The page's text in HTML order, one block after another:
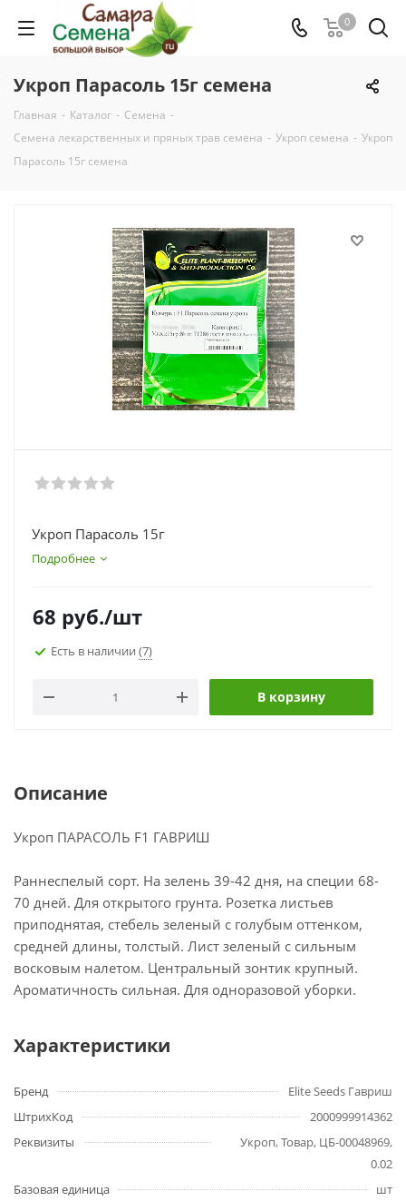
0
Укроп Парасоль 15г семена
Главная - Каталог - Семена -
Семена лекарственных и пряных трав семена - Укроп семена - Укроп
Парасоль 15г семена
Укроп Парасоль 15г
Подробнее
68 руб./шт
Есть в наличии (7)
В корзину
Описание
Укроп ПАРАСОЛЬ F1 ГАВРИШ
Раннеспелый сорт. На зелень 39-42 дня, на специи 68-
70 дней. Для открытого грунта. Розетка листьев
приподнятая, стебель зеленый с голубым оттенком,
средней длины, толстый. Лист зеленый с сильным
восковым налетом. Центральный зонтик крупный.
Ароматичность сильная. Для одноразовой уборки.
Характеристики
Бренд
Elite Seeds Гавриш
ШтрихКод
2000999914362
Реквизиты
Укроп, Товар, ЦБ-00048969,
0.02
Базовая единица
шт